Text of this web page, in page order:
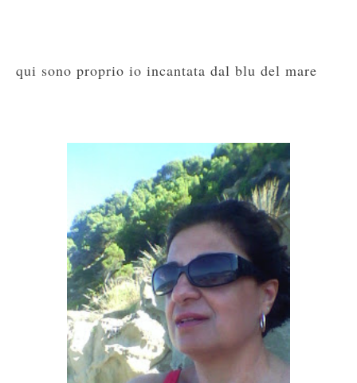
qui sono proprio io incantata dal blu del mare